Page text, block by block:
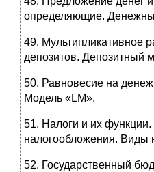
определяющие.
49. Мультипликативное
депозитов. Депозит­ный
50. Равновесие на
Модель «LM».
51. Налоги и их
налогообложения.
52. Государственный